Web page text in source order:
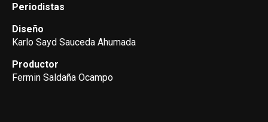
Periodistas
Diseño
Karlo Sayd Sauceda Ahumada
Productor
Fermin Saldaña Ocampo